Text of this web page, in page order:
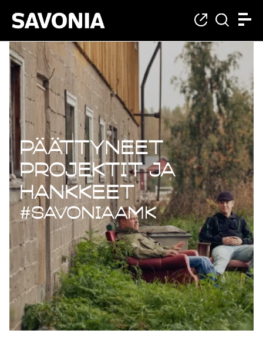
Päättyneet
Päättyneet
projektit ja
hankkeet
#savoniaAMK